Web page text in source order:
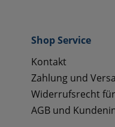
Shop Service
Kontakt
Zahlung und
Widerrufsrecht
AGB und